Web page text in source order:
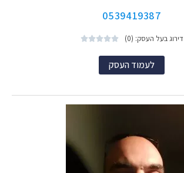
0539419387
דירוג בעל העסק: (0) 




לעמוד העסק